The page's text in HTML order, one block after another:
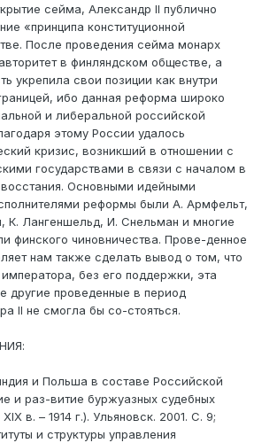
сейма, Александр II публично
«принципа конституционной
После проведения сейма монарх
в финляндском обществе, а
укрепила свои позиции как внутри
ибо данная реформа широко
и либеральной российской
этому России удалось
кризис, возникший в отношении с
государствами в связи с началом в
восстания. Основными идейными
реформы были А. Армфельт,
К. Лангеншельд, И. Снельман и многие
финского чиновничества. Прове-денное
нам также сделать вывод о том, что
императора, без его поддержки, эта
другие проведенные в период
II не смогла бы со-стояться.
и Польша в составе Российской
и раз-витие буржуазных судебных
в. – 1914 г.). Ульяновск. 2001. С. 9;
и структуры управления